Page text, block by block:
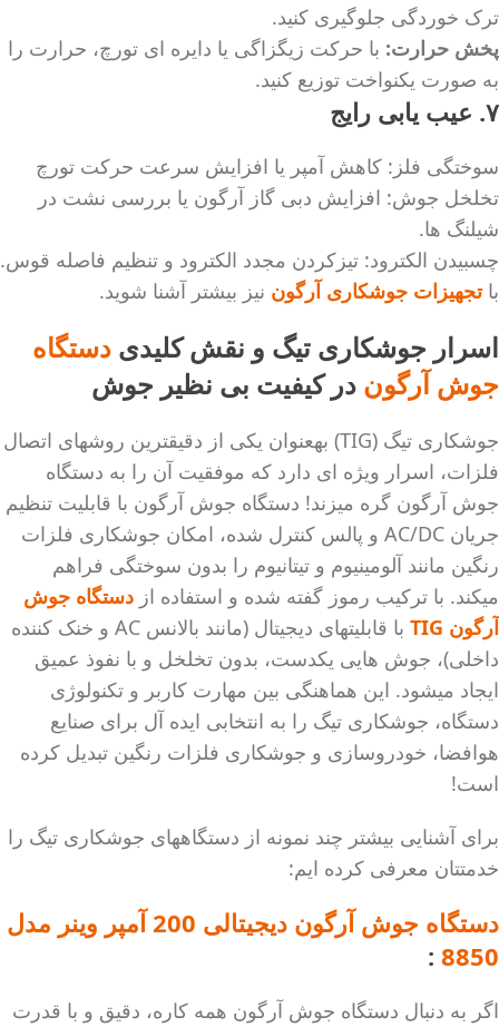
ترک خوردگی جلوگیری کنید.
پخش حرارت: با حرکت زیگزاگی یا دایره ای تورچ، حرارت را
به صورت یکنواخت توزیع کنید.
۷. عیب یابی رایج
سوختگی فلز: کاهش آمپر یا افزایش سرعت حرکت تورچ
تخلخل جوش: افزایش دبی گاز آرگون یا بررسی نشت در
شیلنگ ها.
چسبیدن الکترود: تیزکردن مجدد الکترود و تنظیم فاصله قوس.
باتجهیزات جوشکاری آرگون نیز بیشتر آشنا شوید.
اسرار جوشکاری تیگ و نقش کلیدی دستگاه
جوش آرگون در کیفیت بی نظیر جوش
جوشکاری تیگ (TIG) بهعنوان یکی از دقیقترین روشهای اتصال
فلزات، اسرار ویژه ای دارد که موفقیت آن را به دستگاه
جوش آرگون گره میزند! دستگاه جوش آرگون با قابلیت تنظیم
جریان AC/DC و پالس کنترل شده، امکان جوشکاری فلزات
رنگین مانند آلومینیوم و تیتانیوم را بدون سوختگی فراهم
میکند. با ترکیب رموز گفته شده و استفاده از دستگاه جوش
آرگون TIG
با قابلیتهای دیجیتال (مانند بالانس AC و خنک کننده
داخلی)، جوش هایی یکدست، بدون تخلخل و با نفوذ عمیق
ایجاد میشود. این هماهنگی بین مهارت کاربر و تکنولوژی
دستگاه، جوشکاری تیگ را به انتخابی ایده آل برای صنایع
هوافضا، خودروسازی و جوشکاری فلزات رنگین تبدیل کرده
است!
برای آشنایی بیشتر چند نمونه از دستگاههای جوشکاری تیگ را
خدمتتان معرفی کرده ایم:
دستگاه جوش آرگون دیجیتالی 200 آمپر وینر مدل
8850
:
اگر به دنبال دستگاه جوش آرگون همه کاره، دقیق و با قدرت